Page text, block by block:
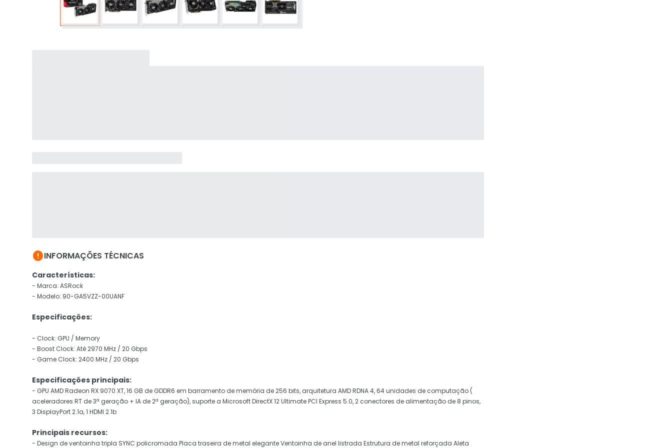
INFORMAÇÕES TÉCNICAS
Características:
- Marca: ASRock
- Modelo: 90-GA5VZZ-00UANF
Especificações:
- Clock: GPU / Memory
- Boost Clock: Até 2970 MHz / 20 Gbps
- Game Clock: 2400 MHz / 20 Gbps
Especificações principais:
- GPU AMD Radeon RX 9070 XT, 16 GB de GDDR6 em barramento de memória de 256 bits, arquitetura AMD RDNA 4, 64 unidades de computação (
aceleradores RT de 3ª geração + IA de 2ª geração), suporte a Microsoft DirectX 12 Ultimate PCI Express 5.0, 2 conectores de alimentação de 8 pinos,
3 DisplayPort 2.1a, 1 HDMI 2.1b
Principais recursos:
- Design de ventoinha tripla SYNC policromada Placa traseira de metal elegante Ventoinha de anel listrada Estrutura de metal reforçada Aleta